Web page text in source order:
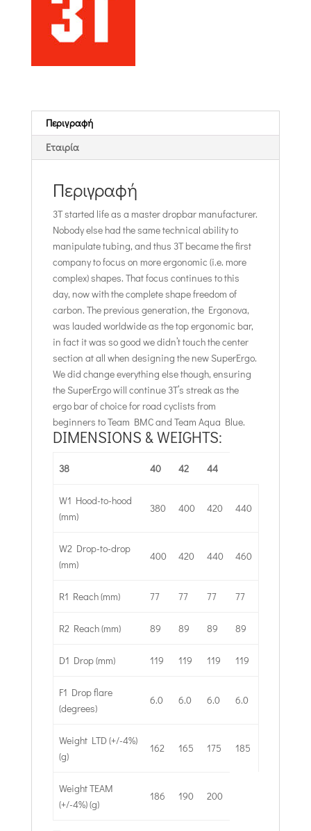
Περιγραφή
Εταιρία
Περιγραφή
3T started life as a master dropbar manufacturer.
Nobody else had the same technical ability to
manipulate tubing, and thus 3T became the first
company to focus on more ergonomic (i.e. more
complex) shapes. That focus continues to this
day, now with the complete shape freedom of
carbon. The previous generation, the Ergonova,
was lauded worldwide as the top ergonomic bar,
in fact it was so good we didn’t touch the center
section at all when designing the new SuperErgo.
We did change everything else though, ensuring
the SuperErgo will continue 3T’s streak as the
ergo bar of choice for road cyclists from
beginners to Team BMC and Team Aqua Blue.
DIMENSIONS & WEIGHTS:
38 40 42 44
W1 Hood-to-hood
(mm)
380 400 420 440
W2 Drop-to-drop
(mm)
400 420 440 460
R1 Reach (mm) 77 77 77 77
R2 Reach (mm) 89 89 89 89
D1 Drop (mm) 119 119 119 119
F1 Drop flare
(degrees)
6.0 6.0 6.0 6.0
Weight LTD (+/-4%)
(g)
162 165 175 185
Weight TEAM
(+/-4%) (g)
186 190 200